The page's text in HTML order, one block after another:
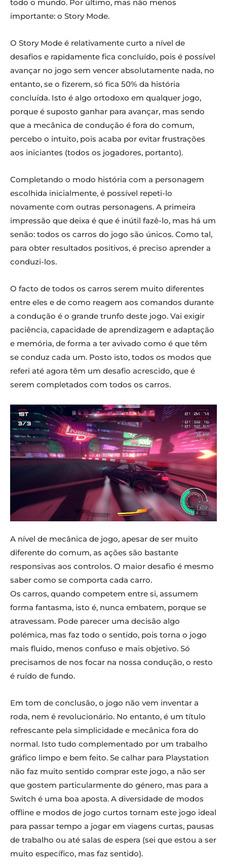
todo o mundo. Por último, mas não menos
importante: o Story Mode.
O Story Mode é relativamente curto a nível de
desafios e rapidamente fica concluído, pois é possível
avançar no jogo sem vencer absolutamente nada, no
entanto, se o fizerem, só fica 50% da história
concluída. Isto é algo ortodoxo em qualquer jogo,
porque é suposto ganhar para avançar, mas sendo
que a mecânica de condução é fora do comum,
percebo o intuito, pois acaba por evitar frustrações
aos iniciantes (todos os jogadores, portanto).
Completando o modo história com a personagem
escolhida inicialmente, é possível repeti-lo
novamente com outras personagens. A primeira
impressão que deixa é que é inútil fazê-lo, mas há um
senão: todos os carros do jogo são únicos. Como tal,
para obter resultados positivos, é preciso aprender a
conduzi-los.
O facto de todos os carros serem muito diferentes
entre eles e de como reagem aos comandos durante
a condução é o grande trunfo deste jogo. Vai exigir
paciência, capacidade de aprendizagem e adaptação
e memória, de forma a ter avivado como é que têm
se conduz cada um. Posto isto, todos os modos que
referi até agora têm um desafio acrescido, que é
serem completados com todos os carros.
A nível de mecânica de jogo, apesar de ser muito
diferente do comum, as ações são bastante
responsivas aos controlos. O maior desafio é mesmo
saber como se comporta cada carro.
Os carros, quando competem entre si, assumem
forma fantasma, isto é, nunca embatem, porque se
atravessam. Pode parecer uma decisão algo
polémica, mas faz todo o sentido, pois torna o jogo
mais fluido, menos confuso e mais objetivo. Só
precisamos de nos focar na nossa condução, o resto
é ruído de fundo.
Em tom de conclusão, o jogo não vem inventar a
roda, nem é revolucionário. No entanto, é um título
refrescante pela simplicidade e mecânica fora do
normal. Isto tudo complementado por um trabalho
gráfico limpo e bem feito. Se calhar para Playstation
não faz muito sentido comprar este jogo, a não ser
que gostem particularmente do género, mas para a
Switch é uma boa aposta. A diversidade de modos
offline e modos de jogo curtos tornam este jogo ideal
para passar tempo a jogar em viagens curtas, pausas
de trabalho ou até salas de espera (sei que estou a ser
muito específico, mas faz sentido).